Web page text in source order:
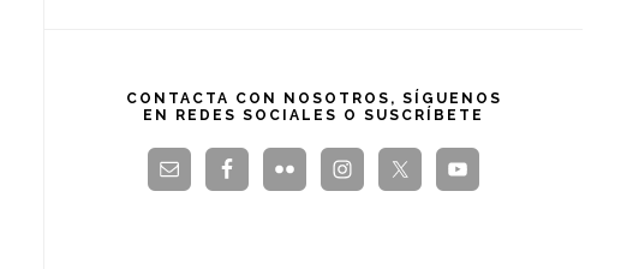
CONTACTA CON NOSOTROS, SÍGUENOS
EN REDES SOCIALES O SUSCRÍBETE